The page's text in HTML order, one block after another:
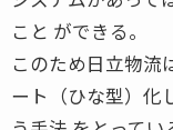
こと ができる。
このため日立物流
ート（ひな型）化